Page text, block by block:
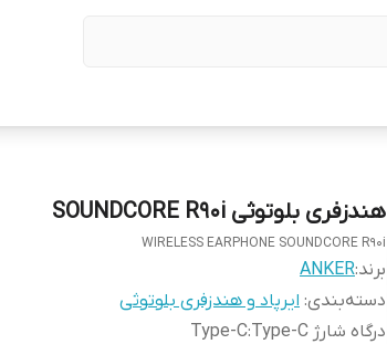
هندزفری بلوتوثی SOUNDCORE R90i
WIRELESS EARPHONE SOUNDCORE R90i
برند:ANKER
دسته‌بندی: ایرپاد و هندزفری بلوتوثی
درگاه شارژ Type-C
:
Type-C